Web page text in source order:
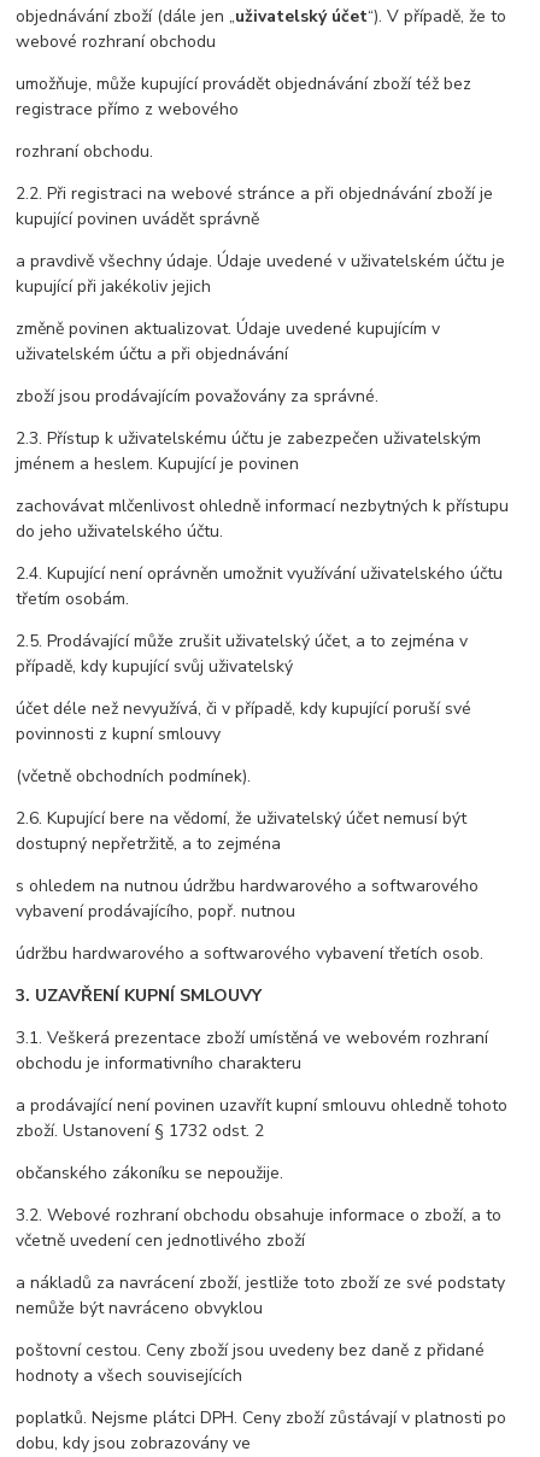
objednávání zboží (dále jen „uživatelský účet“). V případě, že to
webové rozhraní obchodu
umožňuje, může kupující provádět objednávání zboží též bez
registrace přímo z webového
rozhraní obchodu.
2.2. Při registraci na webové stránce a při objednávání zboží je
kupující povinen uvádět správně
a pravdivě všechny údaje. Údaje uvedené v uživatelském účtu je
kupující při jakékoliv jejich
změně povinen aktualizovat. Údaje uvedené kupujícím v
uživatelském účtu a při objednávání
zboží jsou prodávajícím považovány za správné.
2.3. Přístup k uživatelskému účtu je zabezpečen uživatelským
jménem a heslem. Kupující je povinen
zachovávat mlčenlivost ohledně informací nezbytných k přístupu
do jeho uživatelského účtu.
2.4. Kupující není oprávněn umožnit využívání uživatelského účtu
třetím osobám.
2.5. Prodávající může zrušit uživatelský účet, a to zejména v
případě, kdy kupující svůj uživatelský
účet déle než nevyužívá, či v případě, kdy kupující poruší své
povinnosti z kupní smlouvy
(včetně obchodních podmínek).
2.6. Kupující bere na vědomí, že uživatelský účet nemusí být
dostupný nepřetržitě, a to zejména
s ohledem na nutnou údržbu hardwarového a softwarového
vybavení prodávajícího, popř. nutnou
údržbu hardwarového a softwarového vybavení třetích osob.
3. UZAVŘENÍ KUPNÍ SMLOUVY
3.1. Veškerá prezentace zboží umístěná ve webovém rozhraní
obchodu je informativního charakteru
a prodávající není povinen uzavřít kupní smlouvu ohledně tohoto
zboží. Ustanovení § 1732 odst. 2
občanského zákoníku se nepoužije.
3.2. Webové rozhraní obchodu obsahuje informace o zboží, a to
včetně uvedení cen jednotlivého zboží
a nákladů za navrácení zboží, jestliže toto zboží ze své podstaty
nemůže být navráceno obvyklou
poštovní cestou. Ceny zboží jsou uvedeny bez daně z přidané
hodnoty a všech souvisejících
poplatků. Nejsme plátci DPH. Ceny zboží zůstávají v platnosti po
dobu, kdy jsou zobrazovány ve